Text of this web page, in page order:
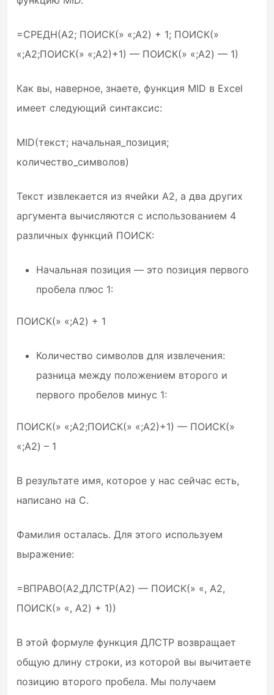
=СРЕДН(A2; ПОИСК(» «;A2) + 1; ПОИСК(»
«;A2;ПОИСК(» «;A2)+1) — ПОИСК(» «;A2) — 1)
Как вы, наверное, знаете, функция MID в Excel
имеет следующий синтаксис:
MID(текст; начальная_позиция;
количество_символов)
Текст извлекается из ячейки A2, а два других
аргумента вычисляются с использованием 4
различных функций ПОИСК:
Начальная позиция — это позиция первого
пробела плюс 1:
ПОИСК(» «;A2) + 1
Количество символов для извлечения:
разница между положением второго и
первого пробелов минус 1:
ПОИСК(» «;A2;ПОИСК(» «;A2)+1) — ПОИСК(»
«;A2) – 1
В результате имя, которое у нас сейчас есть,
написано на C.
Фамилия осталась. Для этого используем
выражение:
=ВПРАВО(A2,ДЛСТР(A2) — ПОИСК(» «, A2,
ПОИСК(» «, A2) + 1))
В этой формуле функция ДЛСТР возвращает
общую длину строки, из которой вы вычитаете
позицию второго пробела. Мы получаем